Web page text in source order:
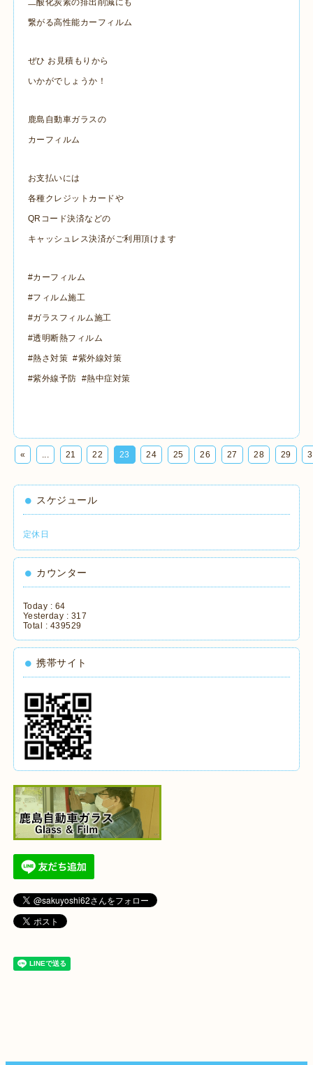
二酸化炭素の排出削減にも
繋がる高性能カーフィルム
ぜひ お見積もりから
いかがでしょうか！
鹿島自動車ガラスの
カーフィルム
お支払いには
各種クレジットカードや
QRコード決済などの
キャッシュレス決済がご利用頂けます
#カーフィルム
#フィルム施工
#ガラスフィルム施工
#透明断熱フィルム
#熱さ対策 #紫外線対策
#紫外線予防 #熱中症対策
« ... 21 22 23 24 25 26 27 28 29
スケジュール
定休日
カウンター
Today : 64
Yesterday : 317
Total : 439529
携帯サイト